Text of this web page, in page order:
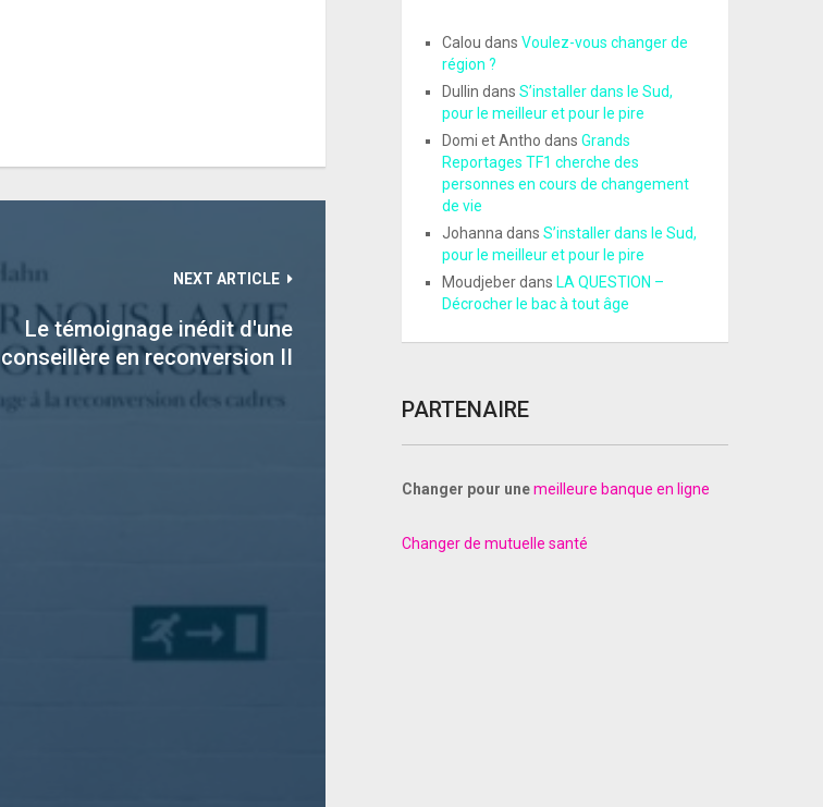
NEXT ARTICLE
Le témoignage inédit d'une
conseillère en reconversion II
Calou dans Voulez-vous changer de
région ?
Dullin dans S’installer dans le Sud,
pour le meilleur et pour le pire
Domi et Antho dans Grands
Reportages TF1 cherche des
personnes en cours de changement
de vie
Johannadans S’installer dans le Sud,
pour le meilleur et pour le pire
Moudjeberdans LA QUESTION –
Décrocher le bac à tout âge
PARTENAIRE
Changer pour unemeilleure banque en ligne
Changer de mutuelle santé